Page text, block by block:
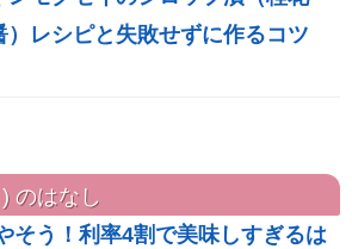
）レシピと失敗せずに作るコツ
のはなし
そう！利率4割で美味しすぎるは